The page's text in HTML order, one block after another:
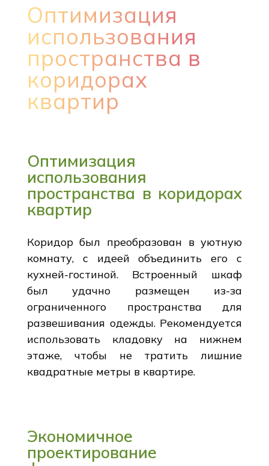
Оптимизация
использования
пространства в
коридорах
квартир
Оптимизация
использования
пространства в коридорах
квартир
Коридор был преобразован в уютную
комнату, с идеей объединить его с
кухней-гостиной. Встроенный шкаф
был удачно размещен из-за
ограниченного пространства для
развешивания одежды. Рекомендуется
использовать кладовку на нижнем
этаже, чтобы не тратить лишние
квадратные метры в квартире.
Экономичное
проектирование